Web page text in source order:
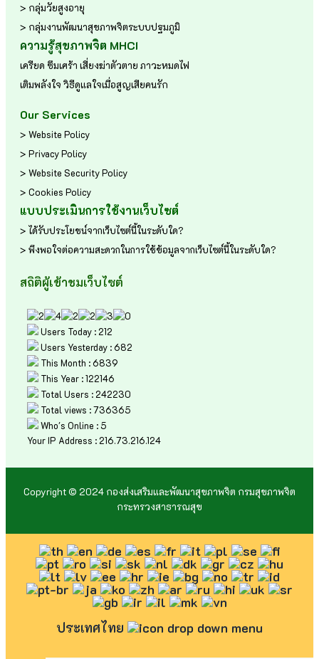
> กลุ่มวัยสูงอายุ
> กลุ่มงานพัฒนาสุขภาพจิตระบบปฐมภูมิ
ความรู้สุขภาพจิต MHCI
เครียด ซึมเศร้า เสี่ยงฆ่าตัวตาย ภาวะหมดไฟ
เติมพลังใจ วิธีดูแลใจเมื่อสูญเสียคนรัก
Our Services
> Website Policy
> Privacy Policy
> Website Security Policy
> Cookies Policy
แบบประเมินการใช้งานเว็บไซต์
> ได้รับประโยชน์จากเว็บไซต์นี้ในระดับใด?
> พึงพอใจต่อความสะดวกในการใช้ข้อมูลจากเว็บไซต์นี้ในระดับใด?
สถิติผู้เข้าชมเว็บไซต์
Users Today : 212
Users Yesterday : 682
This Month : 6839
This Year : 122146
Total Users : 242230
Total views : 736365
Who's Online : 5
Your IP Address : 216.73.216.124
Copyright © 2024 กองส่งเสริมและพัฒนาสุขภาพจิต กรมสุขภาพจิต
กระทรวงสาธารณสุข
ประเทศไทย